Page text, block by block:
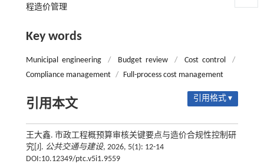
程造价管理
Key words
Municipal engineering / Budget review / Cost control
/
Compliance management / Full-process cost management
引用本文 引用格式 ▾
王大鑫. 市政工程概预算审核关键要点与造价合规性控制研
究[J]. 公共交通与建设, 2026, 5(1): 12-14
DOI:10.12349/ptc.v5i1.9559